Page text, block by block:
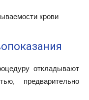
крови
откладывают
предварительно